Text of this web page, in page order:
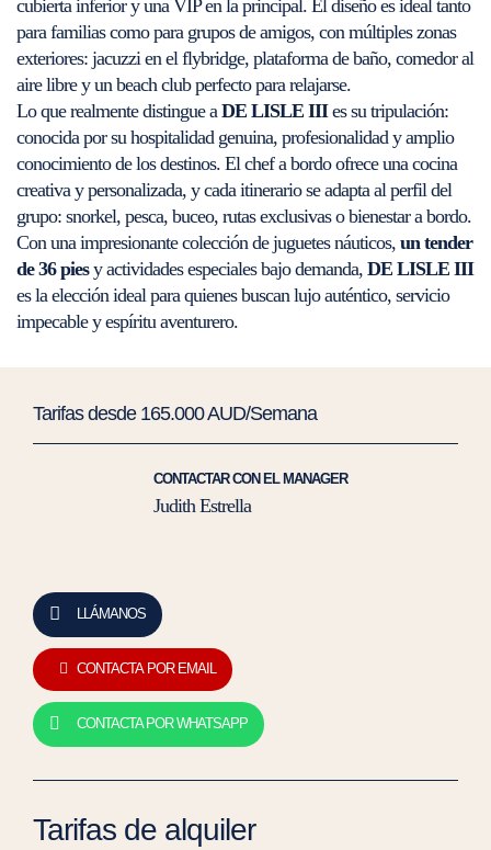
cubierta inferior y una VIP en la principal. El diseño es ideal tanto
para familias como para grupos de amigos, con múltiples zonas
exteriores: jacuzzi en el flybridge, plataforma de baño, comedor al
aire libre y un beach club perfecto para relajarse.
Lo que realmente distingue aDE LISLE IIIes su tripulación:
conocida por su hospitalidad genuina, profesionalidad y amplio
conocimiento de los destinos. El chef a bordo ofrece una cocina
creativa y personalizada, y cada itinerario se adapta al perfil del
grupo: snorkel, pesca, buceo, rutas exclusivas o bienestar a bordo.
Con una impresionante colección de juguetes náuticos, un tender
de 36 piesy actividades especiales bajo demanda, DE LISLE III
es la elección ideal para quienes buscan lujo auténtico, servicio
impecable y espíritu aventurero.
Tarifas desde 165.000 AUD/Semana
CONTACTAR CON EL MANAGER
Judith Estrella
LLÁMANOS
CONTACTA POR EMAIL
CONTACTA POR WHATSAPP
Tarifas de alquiler